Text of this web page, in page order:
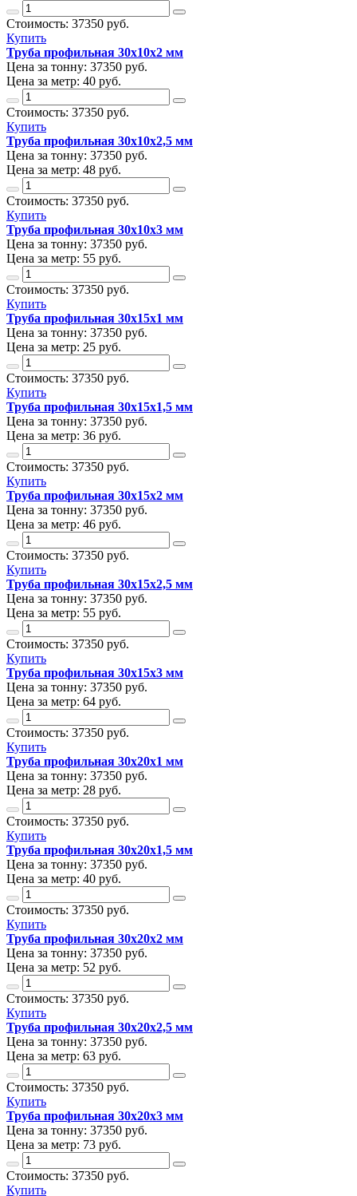
Стоимость: 37350 руб.
Купить
Труба профильная 30х10х2 мм
Цена за тонну: 37350 руб.
Цена за метр: 40 руб.
Стоимость: 37350 руб.
Купить
Труба профильная 30х10х2,5 мм
Цена за тонну: 37350 руб.
Цена за метр: 48 руб.
Стоимость: 37350 руб.
Купить
Труба профильная 30х10х3 мм
Цена за тонну: 37350 руб.
Цена за метр: 55 руб.
Стоимость: 37350 руб.
Купить
Труба профильная 30х15х1 мм
Цена за тонну: 37350 руб.
Цена за метр: 25 руб.
Стоимость: 37350 руб.
Купить
Труба профильная 30х15х1,5 мм
Цена за тонну: 37350 руб.
Цена за метр: 36 руб.
Стоимость: 37350 руб.
Купить
Труба профильная 30х15х2 мм
Цена за тонну: 37350 руб.
Цена за метр: 46 руб.
Стоимость: 37350 руб.
Купить
Труба профильная 30х15х2,5 мм
Цена за тонну: 37350 руб.
Цена за метр: 55 руб.
Стоимость: 37350 руб.
Купить
Труба профильная 30х15х3 мм
Цена за тонну: 37350 руб.
Цена за метр: 64 руб.
Стоимость: 37350 руб.
Купить
Труба профильная 30х20х1 мм
Цена за тонну: 37350 руб.
Цена за метр: 28 руб.
Стоимость: 37350 руб.
Купить
Труба профильная 30х20х1,5 мм
Цена за тонну: 37350 руб.
Цена за метр: 40 руб.
Стоимость: 37350 руб.
Купить
Труба профильная 30х20х2 мм
Цена за тонну: 37350 руб.
Цена за метр: 52 руб.
Стоимость: 37350 руб.
Купить
Труба профильная 30х20х2,5 мм
Цена за тонну: 37350 руб.
Цена за метр: 63 руб.
Стоимость: 37350 руб.
Купить
Труба профильная 30х20х3 мм
Цена за тонну: 37350 руб.
Цена за метр: 73 руб.
Стоимость: 37350 руб.
Купить